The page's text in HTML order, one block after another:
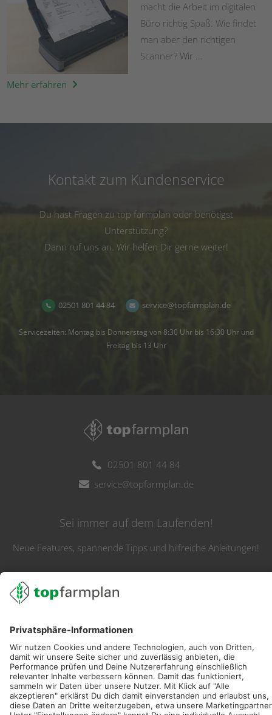
macht die Arbeit im digitalen
Büro richtig Spaß. Wie findet
man aber den richtigen
Scanner? Wir ...
Mehr erfahren
Kontakt zum Kundenservice
Du hast Fragen zu top farmplan oder benötigst
Unterstützung?
Dann ruf uns an. Wir helfen Dir gerne weiter!
02501 801 44 84 service@topfarmplan.de
Servicezeiten: Montag bis Donnerstag von 8:30 Uhr bis 16:30 Uhr und
Freitag bis 13 Uhr
02501 801 44 84
service@topfarmplan.de
Sei immer auf dem Laufenden!
Neue Features, spannende Tipps und hilfreiche Anleitungen!
Registriere dich kostenlos!
Optimiere Dein Agrarbüro -
einfach und bequem!